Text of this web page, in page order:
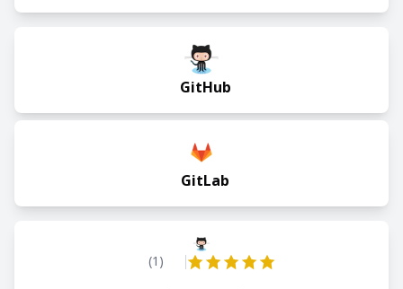
GitHub
GitLab
(
1
)